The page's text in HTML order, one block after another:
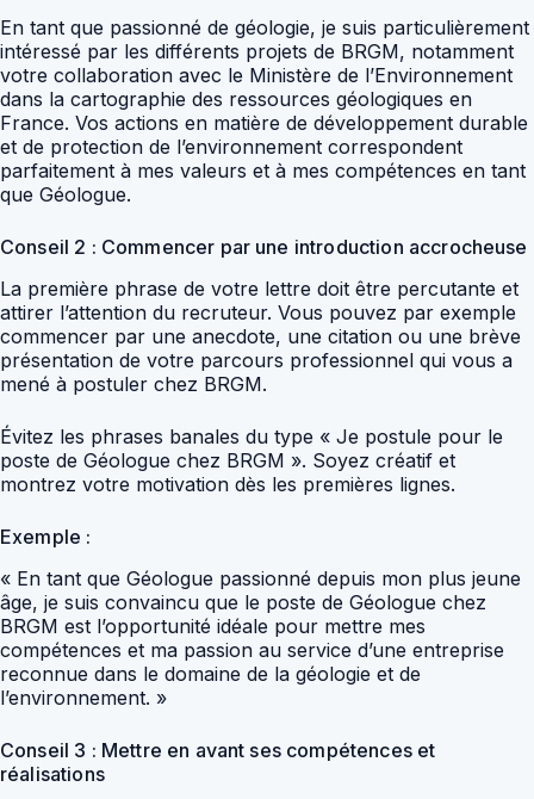
En tant que passionné de géologie, je suis particulièrement
intéressé par les différents projets de BRGM, notamment
votre collaboration avec le Ministère de l’Environnement
dans la cartographie des ressources géologiques en
France. Vos actions en matière de développement durable
et de protection de l’environnement correspondent
parfaitement à mes valeurs et à mes compétences en tant
que Géologue.
Conseil 2 : Commencer par une introduction accrocheuse
La première phrase de votre lettre doit être percutante et
attirer l’attention du recruteur. Vous pouvez par exemple
commencer par une anecdote, une citation ou une brève
présentation de votre parcours professionnel qui vous a
mené à postuler chez BRGM.
Évitez les phrases banales du type « Je postule pour le
poste de Géologue chez BRGM ». Soyez créatif et
montrez votre motivation dès les premières lignes.
Exemple :
« En tant que Géologue passionné depuis mon plus jeune
âge, je suis convaincu que le poste de Géologue chez
BRGM est l’opportunité idéale pour mettre mes
compétences et ma passion au service d’une entreprise
reconnue dans le domaine de la géologie et de
l’environnement. »
Conseil 3 : Mettre en avant ses compétences et
réalisations